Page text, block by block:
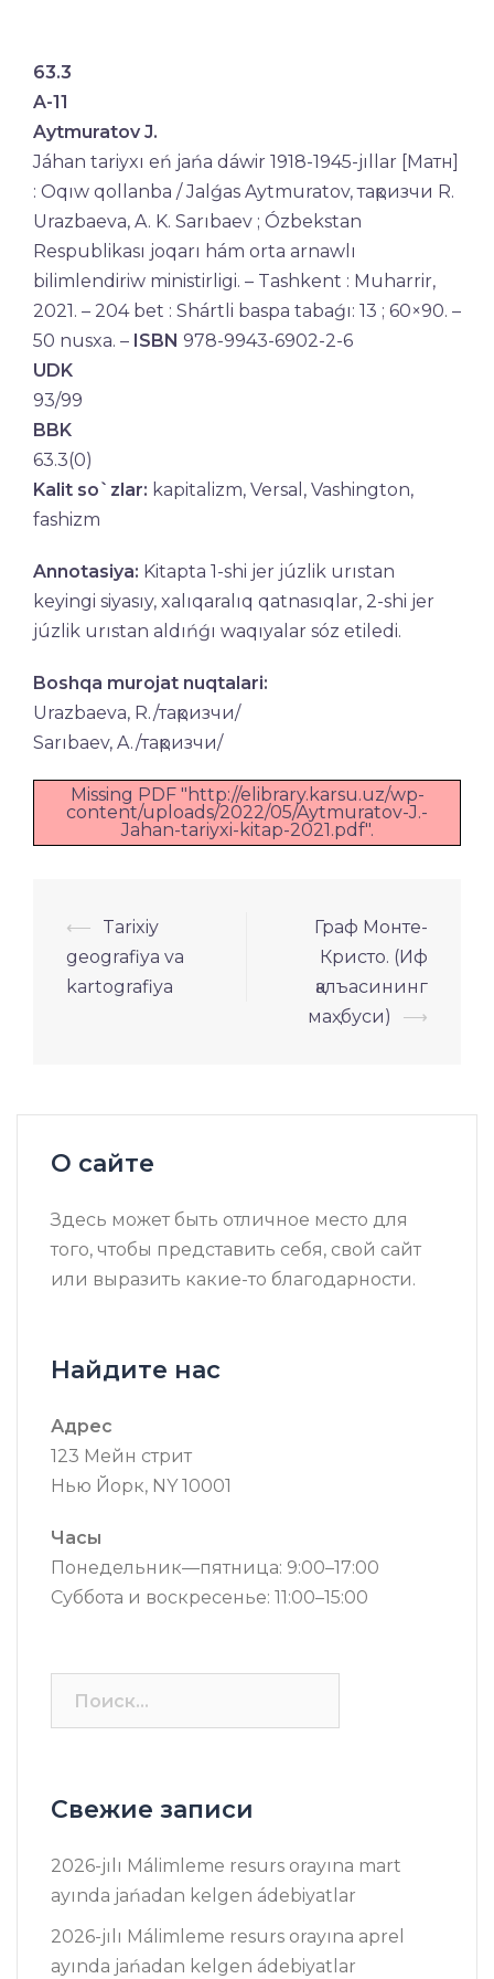
63.3
A-11
Aytmuratov J.
Jáhan tariyxı eń jańa dáwir 1918-1945-jıllar [Матн]
: Oqıw qollanba / Jalǵas Aytmuratov, тақризчи R.
Urazbaeva, A. K. Sarıbaev ; Ózbekstan
Respublikası joqarı hám orta arnawlı
bilimlendiriw ministirligi. – Tashkent : Muharrir,
2021. – 204 bet : Shártli baspa tabaǵı: 13 ; 60×90. –
50 nusxa. – ISBN 978-9943-6902-2-6
UDK
93/99
BBK
63.3(0)
Kalit so`zlar: kapitalizm, Versal, Vashington,
fashizm
Annotasiya: Kitapta 1-shi jer júzlik urıstan
keyingi siyasıy, xalıqaralıq qatnasıqlar, 2-shi jer
júzlik urıstan aldıńǵı waqıyalar sóz etiledi.
Boshqa murojat nuqtalari:
Urazbaeva, R./тақризчи/
Sarıbaev, A./тақризчи/
Missing PDF "http://elibrary.karsu.uz/wp-
content/uploads/2022/05/Aytmuratov-J.-
Jahan-tariyxi-kitap-2021.pdf".
Навигация
по
записям
⟵
Tarixiy
geografiya va
kartografiya
Граф Монте-
Кристо. (Иф
қалъасининг
маҳбуси)
⟶
О сайте
Здесь может быть отличное место для
того, чтобы представить себя, свой сайт
или выразить какие-то благодарности.
Найдите нас
Адрес
123 Мейн стрит
Нью Йорк, NY 10001
Часы
Понедельник—пятница: 9:00–17:00
Суббота и воскресенье: 11:00–15:00
Свежие записи
2026-jılı Málimleme resurs оrayına mart
ayında jańadan kelgen ádebiyatlar
2026-jılı Málimleme resurs оrayına aprel
ayında jańadan kelgen ádebiyatlar